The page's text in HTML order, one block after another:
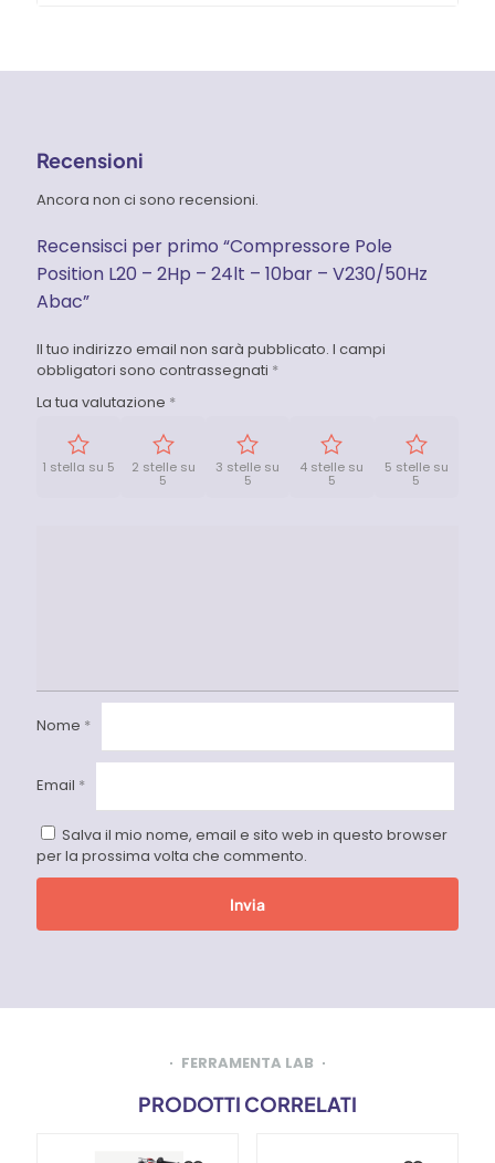
Recensioni
Ancora non ci sono recensioni.
Recensisci per primo “Compressore Pole
Position L20 – 2Hp – 24lt – 10bar – V230/50Hz
Abac”
Il tuo indirizzo email non sarà pubblicato. I campi
obbligatori sono contrassegnati *
La tua valutazione *
1 stella su 5 2 stelle su
5
3 stelle su
5
4 stelle su
5
5 stelle su
5
Nome *
Email *
Salva il mio nome, email e sito web in questo browser
per la prossima volta che commento.
FERRAMENTA LAB
PRODOTTI CORRELATI